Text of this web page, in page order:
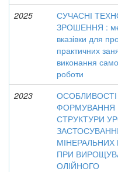
2025
СУЧАСНІ
ЗРОШЕННЯ :
вказівки для
практичних
виконання
роботи
2023
ОСОБЛИВОСТІ
ФОРМУВАННЯ
СТРУКТУРИ
МІНЕРАЛЬНИХ
ПРИ
ОЛІЙНОГО